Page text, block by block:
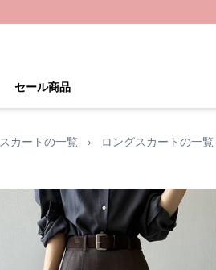
セール商品
スカートの一覧 › ロングスカートの一覧